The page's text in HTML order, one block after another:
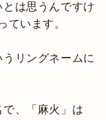
は思うんですけ
ています。
リングネームに
、「麻火」は